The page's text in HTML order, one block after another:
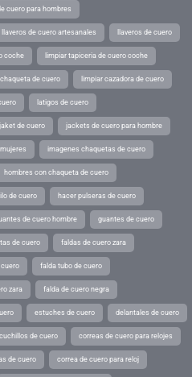
cuero para hombres
llaveros de cuero artesanales llaveros de cuero
coche limpiar tapiceria de cuero coche
de cuero limpiar cazadora de cuero
latigos de cuero
jaket de cuero jackets de cuero para hombre
imagenes chaquetas de cuero
hombres con chaqueta de cuero
de cuero hacer pulseras de cuero
de cuero hombre guantes de cuero
de cuero faldas de cuero zara
falda tubo de cuero
zara falda de cuero negra
estuches de cuero delantales de cuero
cuchillos de cuero correas de cuero para relojes
de cuero correa de cuero para reloj